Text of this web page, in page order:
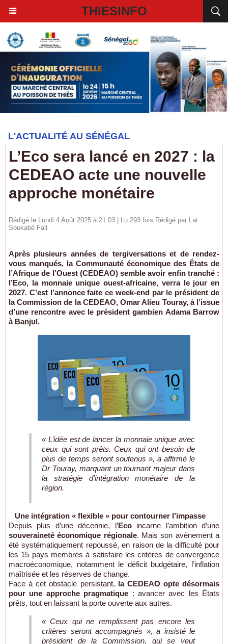
THIESINFO
L'ACTUALITÉ AU SÉNÉGAL
L’Eco sera lancé en 2027 : la
CEDEAO acte une nouvelle
approche monétaire
Rédigé le Lundi 4 Août 2025 à 21:03 | Lu 293 fois Rédigé par Lat
Soukabé Fall
Après plusieurs années de tergiversations et de rendez-
vous manqués, la Communauté économique des États de
l’Afrique de l’Ouest (CEDEAO) semble avoir enfin tranché :
l’Eco, la monnaie unique ouest-africaine, verra le jour en
2027. C’est l’annonce faite ce week-end par le président de
la Commission de la CEDEAO, Omar Alieu Touray, à l’issue
d’une rencontre avec le président gambien Adama Barrow
à Banjul.
« L’idée est de lancer la monnaie unique avec
ceux qui sont prêts. Ceux qui ont besoin de
plus de temps seront soutenus », a affirmé le
Dr Touray, marquant un tournant majeur dans
la stratégie d’intégration monétaire de la
région.
Une intégration « flexible » pour contourner l’impasse
Depuis plus d’une décennie, l’Ecoincarne l’ambition d’une
souveraineté économique régionale. Mais son avènement a
été systématiquement repoussé, en raison de la difficulté pour
les 15 pays membres à satisfaire les critères de convergence
macroéconomique, notamment le déficit budgétaire, l’inflation
maîtrisée et les réserves de change.
Face à cet obstacle persistant, la CEDEAO opte désormais
pour une approche pragmatique : avancer avec les États
prêts, tout en laissant la porte ouverte aux autres.
« Ceux qui ne remplissent pas encore les
critères seront accompagnés », a insisté le
président de la Commission, qui se veut